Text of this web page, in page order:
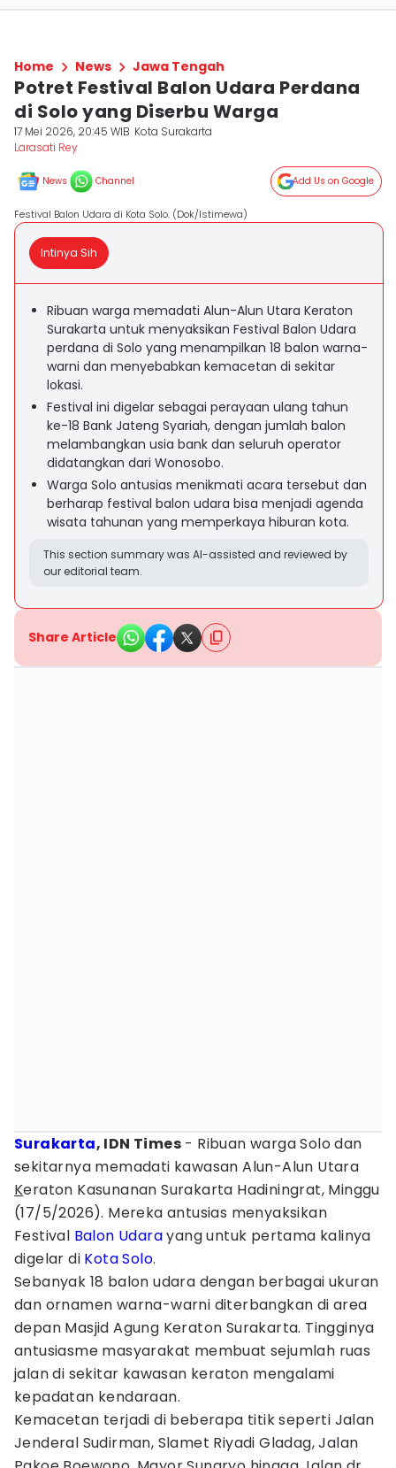
Home News Jawa Tengah
Potret Festival Balon Udara Perdana
di Solo yang Diserbu Warga
17 Mei 2026, 20:45 WIB Kota Surakarta
Larasati Rey
News Channel Add Us on Google
Festival Balon Udara di Kota Solo. (Dok/Istimewa)
Intinya Sih
Ribuan warga memadati Alun-Alun Utara Keraton
Surakarta untuk menyaksikan Festival Balon Udara
perdana di Solo yang menampilkan 18 balon warna-
warni dan menyebabkan kemacetan di sekitar
lokasi.
Festival ini digelar sebagai perayaan ulang tahun
ke-18 Bank Jateng Syariah, dengan jumlah balon
melambangkan usia bank dan seluruh operator
didatangkan dari Wonosobo.
Warga Solo antusias menikmati acara tersebut dan
berharap festival balon udara bisa menjadi agenda
wisata tahunan yang memperkaya hiburan kota.
This section summary was AI-assisted and reviewed by
our editorial team.
Share Article
Surakarta, IDN Times - Ribuan warga Solo dan
sekitarnya memadati kawasan Alun-Alun Utara
Keraton Kasunanan Surakarta Hadiningrat, Minggu
(17/5/2026). Mereka antusias menyaksikan
Festival Balon Udarayang untuk pertama kalinya
digelar di Kota Solo.
Sebanyak 18 balon udara dengan berbagai ukuran
dan ornamen warna-warni diterbangkan di area
depan Masjid Agung Keraton Surakarta. Tingginya
antusiasme masyarakat membuat sejumlah ruas
jalan di sekitar kawasan keraton mengalami
kepadatan kendaraan.
Kemacetan terjadi di beberapa titik seperti Jalan
Jenderal Sudirman, Slamet Riyadi Gladag, Jalan